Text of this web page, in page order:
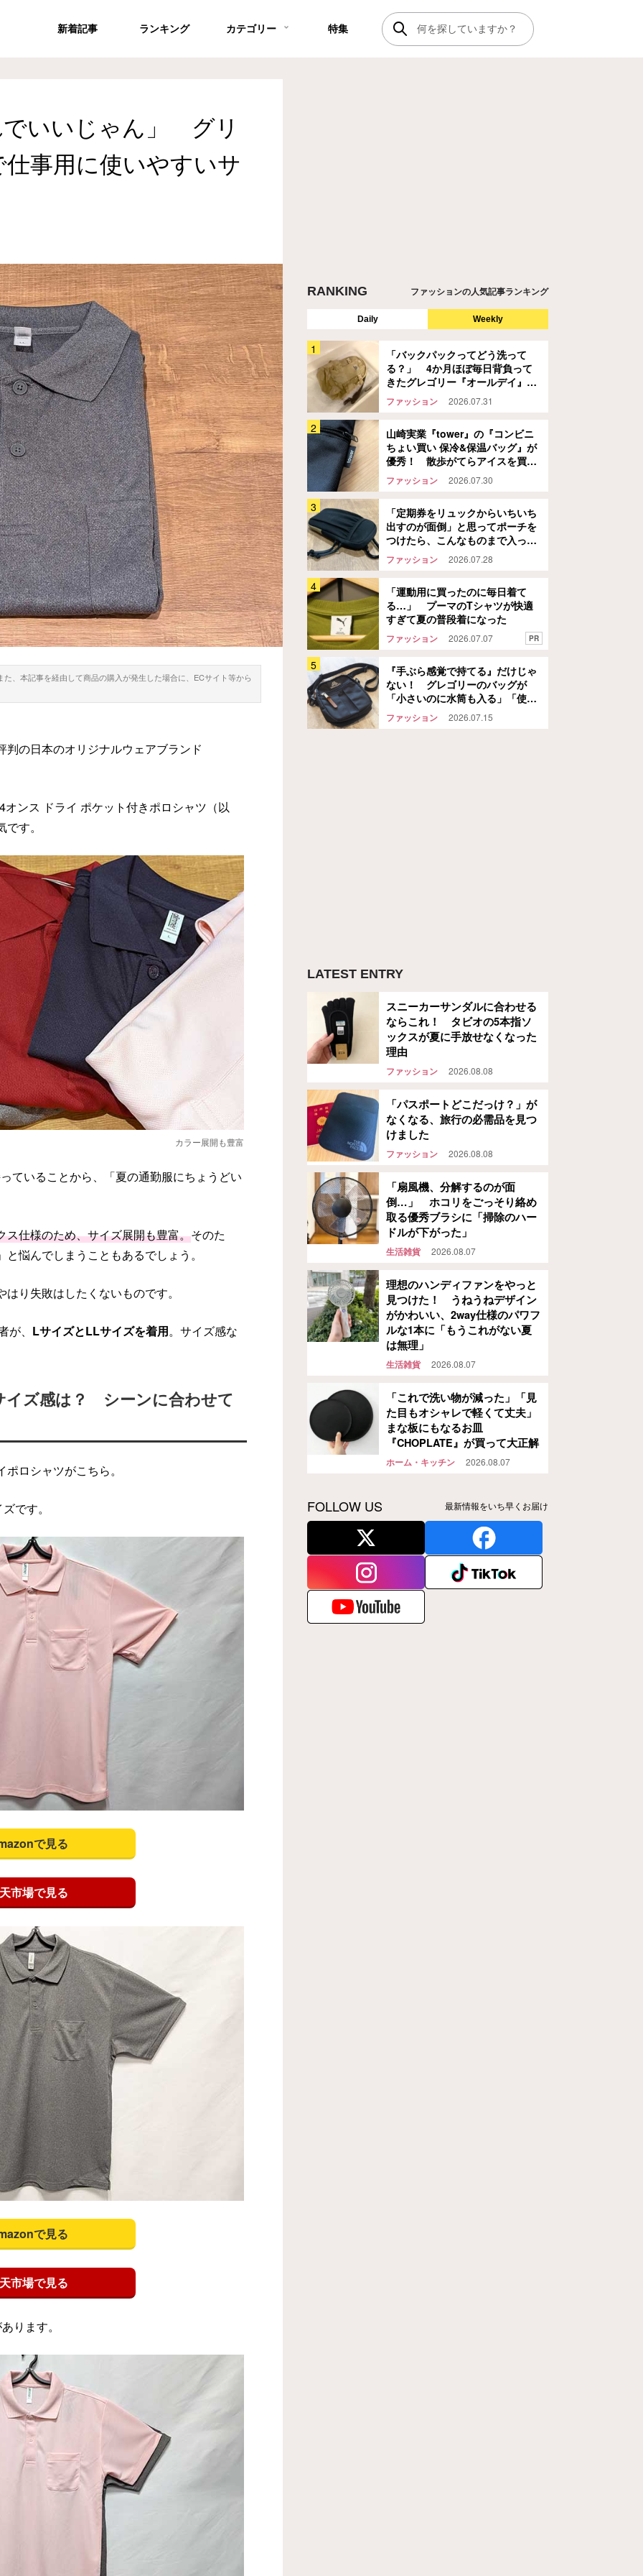
新着記事 ランキング カテゴリー 特集
いいじゃん」 グリ
事用に使いやすいサ
、本記事を経由して商品の購入が発生した場合に、ECサイト等から
の日本のオリジナルウェアブランド
ンス ドライ ポケット付きポロシャツ（以
す。
カラー展開も豊富
ていることから、「夏の通勤服にちょうどい
ス仕様のため、サイズ展開も豊富。そのた
悩んでしまうこともあるでしょう。
り失敗はしたくないものです。
、 LサイズとLLサイズを着用。サイズ感な
イズ感は？ シーンに合わせて
ロシャツがこちら。
です。
で見る
市場で見る
で見る
市場で見る
ります。
RANKING ファッションの人気記事ランキング
Daily Weekly
「バックパックってどう洗って
る？」 4か月ほぼ毎日背負って
きたグレゴリー『オールデイ』
を…
ファッション 2026.07.31
「使い道ありすぎ！」「早く知り
たかった～」 カリマーの3WAY
バッグは出番が多すぎた
ファッション 2026.07.24
「スニーカーは蒸れる」「サンダ
ルは歩きにくい…」 コロンビア
の『シャンダル』が解決してくれ
ました
ファッション 2026.08.07
「疲れない」といわれるニューバ
ランス 30足以上履いて『ベスト
5』を選んだ
ファッション 2024.05.08
「こんなに使えると思わなかっ
た…」 旅のサブバッグを探して
「バックパックってどう洗って
る？」 4か月ほぼ毎日背負って
きたグレゴリー『オールデイ』
を…
ファッション 2026.07.31
山崎実業『tower』の『コンビニ
ちょい買い 保冷&保温バッグ』が
優秀！ 散歩がてらアイスを買い
に行ってみた結果…
ファッション 2026.07.30
「定期券をリュックからいちいち
出すのが面倒」と思ってポーチを
つけたら、こんなものまで入った
話
ファッション 2026.07.28
「運動用に買ったのに毎日着て
る…」 プーマのTシャツが快適
すぎて夏の普段着になった
ファッション 2026.07.07 PR
『手ぶら感覚で持てる』だけじゃ
ない！ グレゴリーのバッグが
「小さいのに水筒も入る」「使い
道が多くて手放せない」
ファッション 2026.07.15
LATEST ENTRY
スニーカーサンダルに合わせる
ならこれ！ タビオの5本指ソ
ックスが夏に手放せなくなった
理由
ファッション 2026.08.08
「パスポートどこだっけ？」が
なくなる、旅行の必需品を見つ
けました
ファッション 2026.08.08
「扇風機、分解するのが面
倒…」 ホコリをごっそり絡め
取る優秀ブラシに「掃除のハー
ドルが下がった」
生活雑貨 2026.08.07
理想のハンディファンをやっと
見つけた！ うねうねデザイン
がかわいい、2way仕様のパワフ
ルな1本に「もうこれがない夏
は無理」
生活雑貨 2026.08.07
「これで洗い物が減った」「見
た目もオシャレで軽くて丈夫」
まな板にもなるお皿
『CHOPLATE』が買って大正解
ホーム・キッチン 2026.08.07
FOLLOW US 最新情報をいち早くお届け